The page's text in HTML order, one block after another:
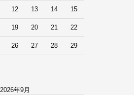
12 13 14 15
19 20 21 22
26 27 28 29
2026年9月